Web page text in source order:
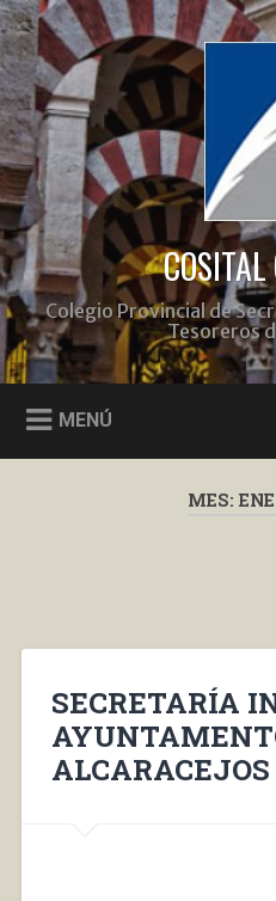
Saltar
al
contenido
Buscar
Colegio Provincial de
Tesoreros
MENÚ
MES:
SECRETARÍA
ALCARACEJOS